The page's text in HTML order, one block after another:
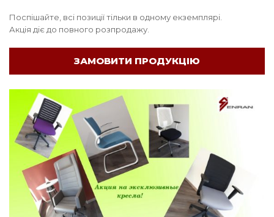
Поспішайте, всі позиції тільки в одному екземплярі.
Акція діє до повного розпродажу.
ЗАМОВИТИ ПРОДУКЦІЮ